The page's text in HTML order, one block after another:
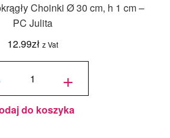
Choinki Ø 30 cm, h 1 cm –
PC Julita
12.99zł z Vat
1 +
do koszyka